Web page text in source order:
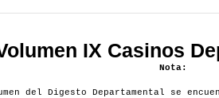
IX Casinos
Nota:
del Digesto Departamental se